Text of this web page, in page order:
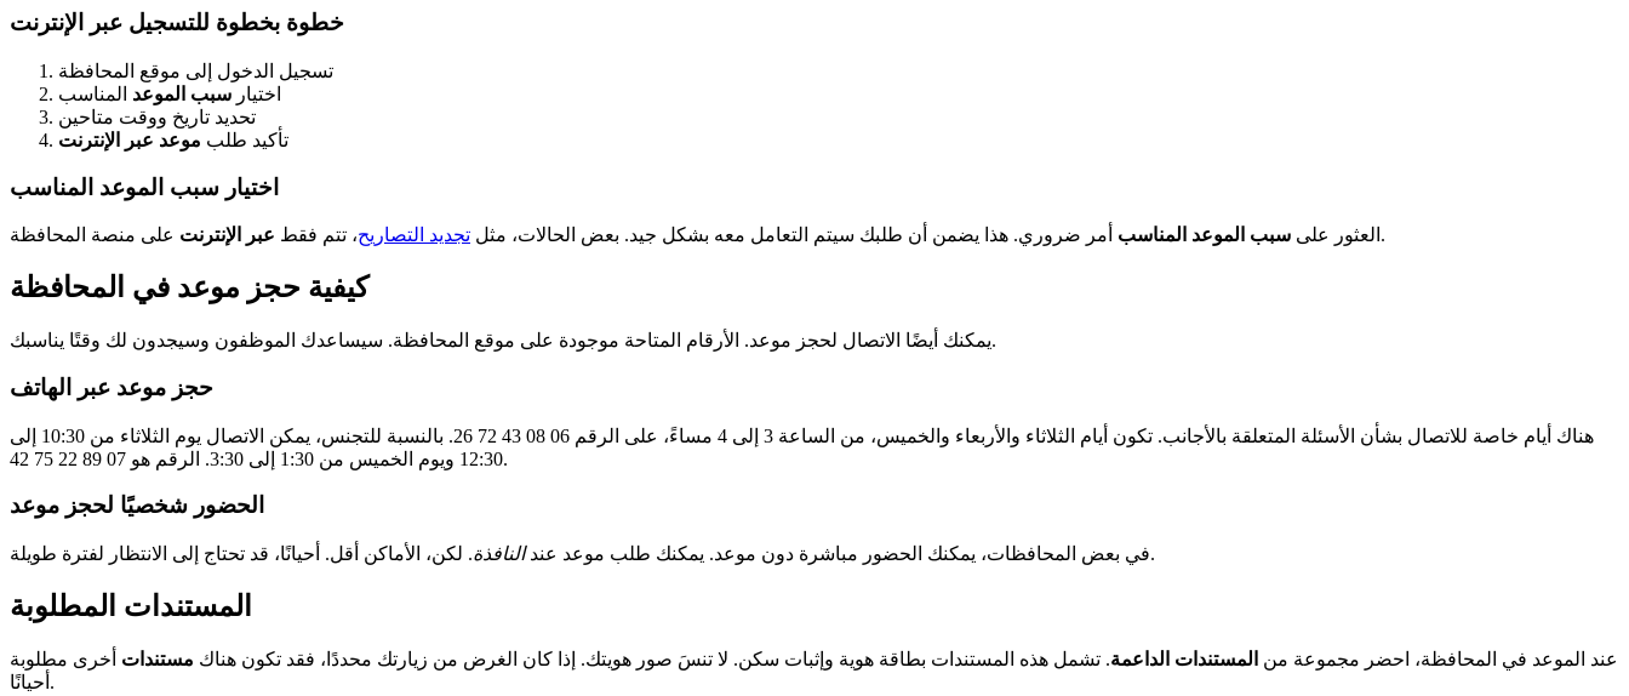
خطوة بخطوة للتسجيل عبر الإنترنت
تسجيل الدخول إلى موقع المحافظة
اختيار سبب الموعد المناسب
تحديد تاريخ ووقت متاحين
تأكيد طلب موعد عبر الإنترنت
اختيار سبب الموعد المناسب
العثور على سبب الموعد المناسب أمر ضروري. هذا يضمن أن طلبك سيتم التعامل معه بشكل جيد. بعض الحالات، مثل تجديد التصاريح، تتم فقط عبر الإنترنت على منصة المحافظة.
كيفية حجز موعد في المحافظة
يمكنك أيضًا الاتصال لحجز موعد. الأرقام المتاحة موجودة على موقع المحافظة. سيساعدك الموظفون وسيجدون لك وقتًا يناسبك.
حجز موعد عبر الهاتف
هناك أيام خاصة للاتصال بشأن الأسئلة المتعلقة بالأجانب. تكون أيام الثلاثاء والأربعاء والخميس، من الساعة 3 إلى 4 مساءً، على الرقم 06 08 43 72 26. بالنسبة للتجنس، يمكن الاتصال يوم الثلاثاء من 10:30 إلى
12:30 ويوم الخميس من 1:30 إلى 3:30. الرقم هو 07 89 22 75 42.
الحضور شخصيًا لحجز موعد
في بعض المحافظات، يمكنك الحضور مباشرة دون موعد. يمكنك طلب موعد عندالنافذة . لكن، الأماكن أقل. أحيانًا، قد تحتاج إلى الانتظار لفترة طويلة.
المستندات المطلوبة
عند الموعد في المحافظة، احضر مجموعة من المستندات الداعمة. تشمل هذه المستندات بطاقة هوية وإثبات سكن. لا تنسَ صور هويتك. إذا كان الغرض من زيارتك محددًا، فقد تكون هناك مستندات أخرى مطلوبة
أحيانًا.